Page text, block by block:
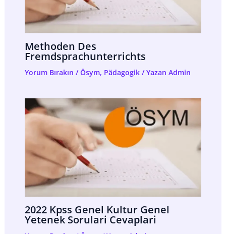
Methoden Des
Fremdsprachunterrichts
Yorum Bırakın /Ösym, Pädagogik/ Yazan Admin
2022 Kpss Genel Kultur Genel
Yetenek Sorulari Cevaplari